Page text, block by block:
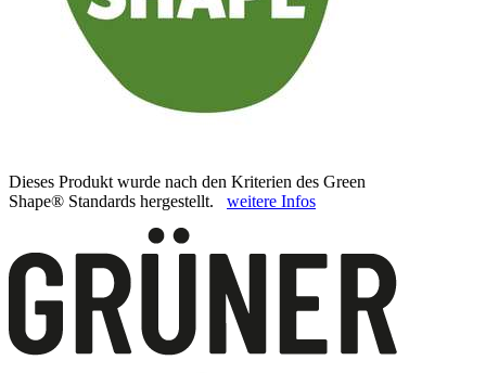
Dieses Produkt wurde nach den Kriterien des Green
Shape® Standards hergestellt. weitere Infos